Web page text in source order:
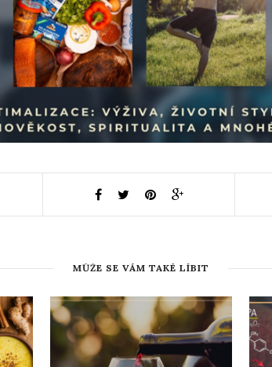
MŮŽE SE VÁM TAKÉ LÍBIT